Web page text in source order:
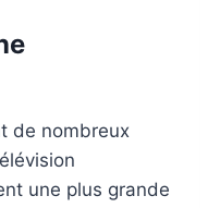
de nombreux
une plus grande